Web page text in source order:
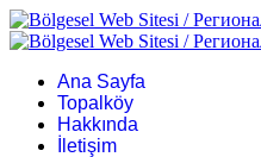
Ana Sayfa
Topalköy
Hakkında
İletişim